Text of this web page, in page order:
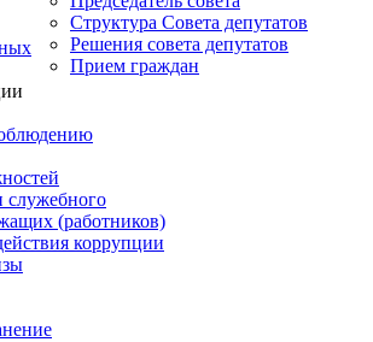
служебного
(работников)
коррупции
Структура Совета депутатов
Решения совета депутатов
Прием граждан